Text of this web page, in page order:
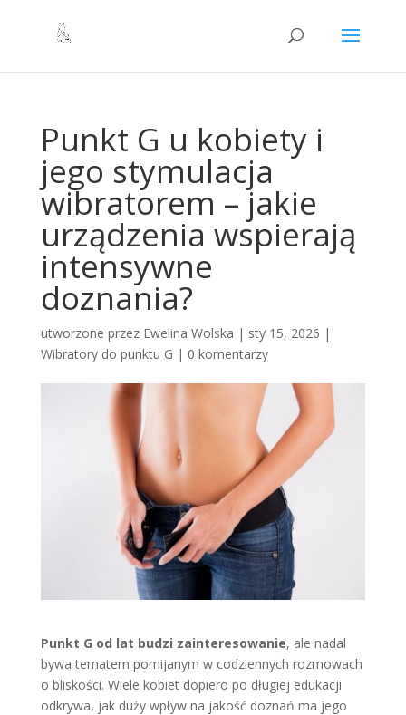
Punkt G u kobiety i
jego stymulacja
wibratorem – jakie
urządzenia wspierają
intensywne
doznania?
utworzone przez Ewelina Wolska | sty 15, 2026 |
Wibratory do punktu G | 0 komentarzy
Punkt G od lat budzi zainteresowanie, ale nadal
bywa tematem pomijanym w codziennych rozmowach
o bliskości. Wiele kobiet dopiero po długiej edukacji
odkrywa, jak duży wpływ na jakość doznań ma jego